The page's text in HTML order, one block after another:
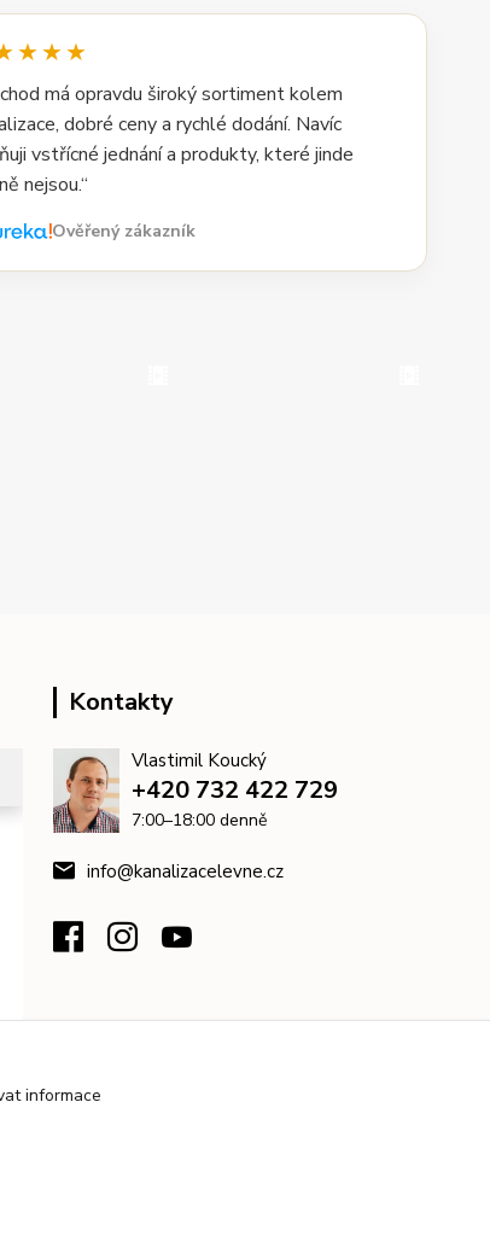
má opravdu široký sortiment kolem
dobré ceny a rychlé dodání. Navíc
vstřícné jednání a produkty, které jinde
nejsou.“
Ověřený zákazník
Kontakty
Vlastimil Koucký
+420 732 422 729
7:00–18:00 denně
info@kanalizacelevne.cz
informace